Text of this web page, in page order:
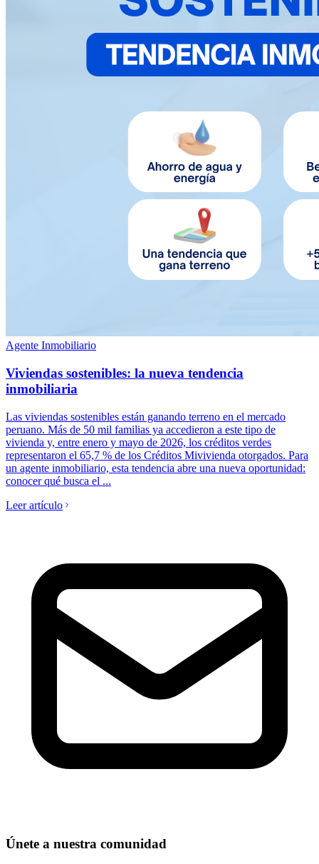
Agente Inmobiliario
Viviendas sostenibles: la nueva tendencia
inmobiliaria
Las viviendas sostenibles están ganando terreno en el mercado
peruano. Más de 50 mil familias ya accedieron a este tipo de
vivienda y, entre enero y mayo de 2026, los créditos verdes
representaron el 65,7 % de los Créditos Mivivienda otorgados. Para
un agente inmobiliario, esta tendencia abre una nueva oportunidad:
conocer qué busca el ...
Leer artículo
Únete a nuestra comunidad